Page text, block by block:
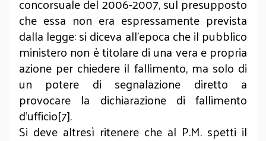
che essa non era espressamente prevista
dalla legge: si diceva all’epoca che il pubblico
ministero non è titolare di una vera e propria
azione per chiedere il fallimento, ma solo di
un potere di segnalazione diretto a
provocare la dichiarazione di fallimento
d’ufficio[7].
Si deve altresì ritenere che al P.M. spetti il